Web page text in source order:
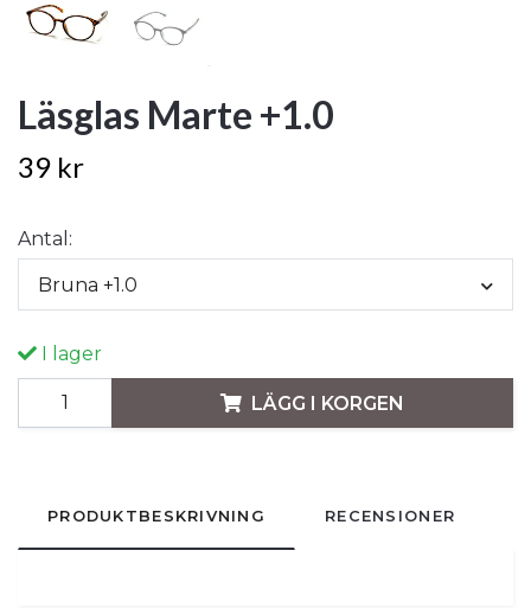
Läsglas Marte +1.0
39 kr
Antal:
Bruna +1.0
I lager
LÄGG I KORGEN
PRODUKTBESKRIVNING RECENSIONER